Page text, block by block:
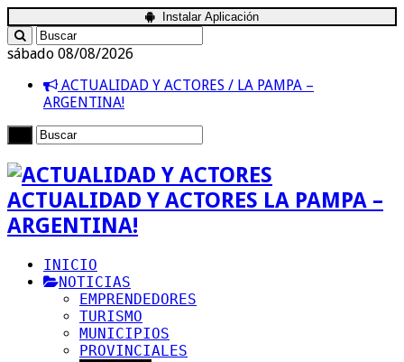
Instalar Aplicación
sábado 08/08/2026
ACTUALIDAD Y ACTORES / LA PAMPA –
ARGENTINA!
ACTUALIDAD Y ACTORES LA PAMPA –
ARGENTINA!
INICIO
NOTICIAS
EMPRENDEDORES
TURISMO
MUNICIPIOS
PROVINCIALES